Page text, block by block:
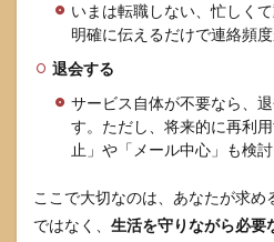
いまは転職しない、忙しく
明確に伝えるだけで連絡頻
退会する
サービス自体が不要なら、
す。ただし、将来的に再利
止」や「メール中心」も検討
ここで大切なのは、あなたが求め
ではなく、 生活を守りながら必要